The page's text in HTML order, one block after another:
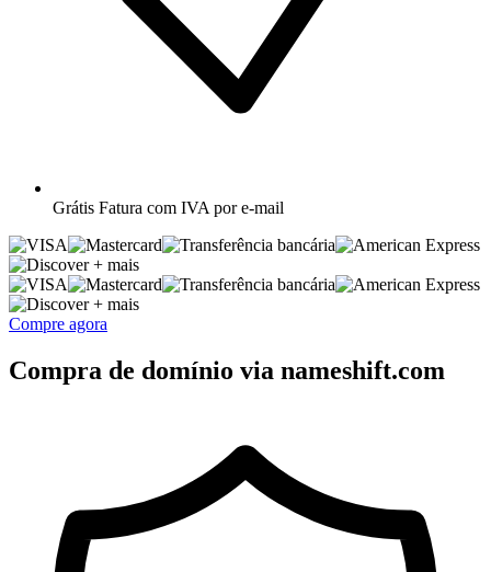
Grátis Fatura com IVA por e-mail
+ mais
+ mais
Compre agora
Compra de domínio via nameshift.com